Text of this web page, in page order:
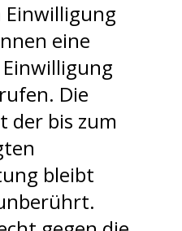
Einwilligung
eine
Die
der bis zum
bleibt